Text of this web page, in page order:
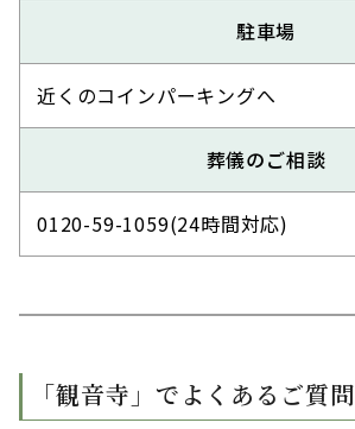
駐車場
近くのコインパーキングへ
葬儀のご相談
0120-59-1059(24時間対応)
「観音寺」でよくあるご質問